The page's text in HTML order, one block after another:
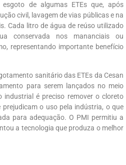
de algumas ETEs que, após
civil, lavagem de vias públicas e na
Cada litro de água de reúso utilizado
conservada nos mananciais ou
representando importante benefício
sanitário das ETEs da Cesan
para serem lançados no meio
industrial é preciso remover o cloreto
o uso pela indústria, o que
para adequação. O PMI permitiu a
a tecnologia que produza o melhor